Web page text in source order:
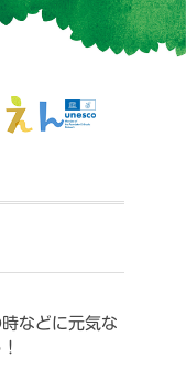
などに元気な